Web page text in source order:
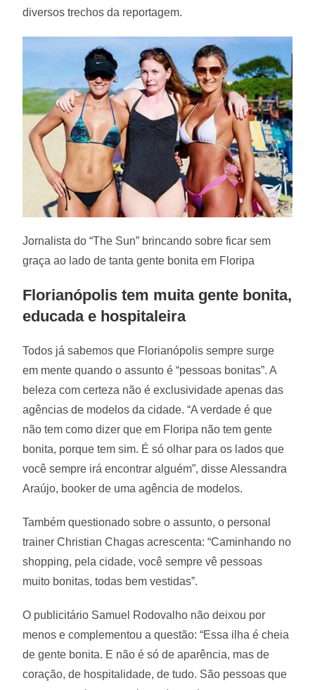
diversos trechos da reportagem.
Jornalista do “The Sun” brincando sobre ficar sem
graça ao lado de tanta gente bonita em Floripa
Florianópolis tem muita gente bonita,
educada e hospitaleira
Todos já sabemos que Florianópolis sempre surge
em mente quando o assunto é “pessoas bonitas”. A
beleza com certeza não é exclusividade apenas das
agências de modelos da cidade. “A verdade é que
não tem como dizer que em Floripa não tem gente
bonita, porque tem sim. É só olhar para os lados que
você sempre irá encontrar alguém”, disse Alessandra
Araújo, booker de uma agência de modelos.
Também questionado sobre o assunto, o personal
trainer Christian Chagas acrescenta: “Caminhando no
shopping, pela cidade, você sempre vê pessoas
muito bonitas, todas bem vestidas”.
O publicitário Samuel Rodovalho não deixou por
menos e complementou a questão: “Essa ilha é cheia
de gente bonita. E não é só de aparência, mas de
coração, de hospitalidade, de tudo. São pessoas que